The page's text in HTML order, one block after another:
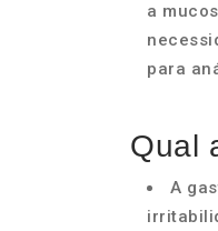
a
para
Qual
A